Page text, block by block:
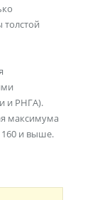
и РНГА).
максимума
160 и выше.